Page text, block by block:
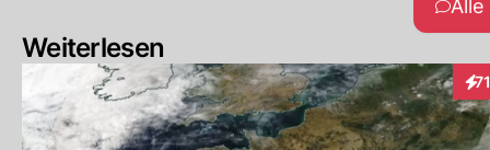
Weiterlesen
71